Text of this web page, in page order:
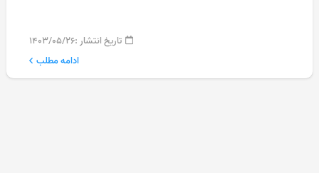
تاریخ انتشار :۱۴۰۳/۰۵/۲۶
ادامه مطلب